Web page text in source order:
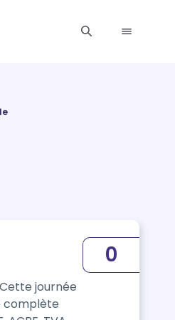
journée
complète
0